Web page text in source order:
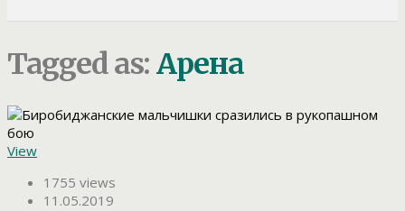
Tagged as: Арена
View
1755 views
11.05.2019